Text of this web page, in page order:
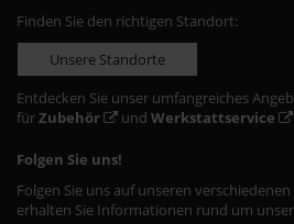
Finden Sie den richtigen Standort:
Unsere Standorte
Entdecken Sie unser umfangreiches
fürZubehör und Werkstattservice
Folgen Sie uns!
Folgen Sie uns auf unseren
erhalten Sie Informationen rund um